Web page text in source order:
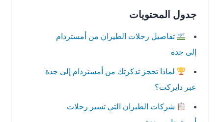
جدول المحتويات
تفاصيل رحلات الطيران من أمستردام
إلى جدة
لماذا تحجز تذكرتك من أمستردام إلى جدة
عبر دايركت؟
شركات الطيران التي تسير رحلات